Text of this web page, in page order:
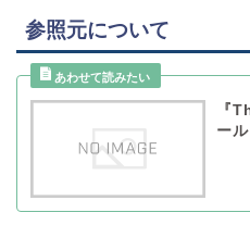
参照元について
『
ー